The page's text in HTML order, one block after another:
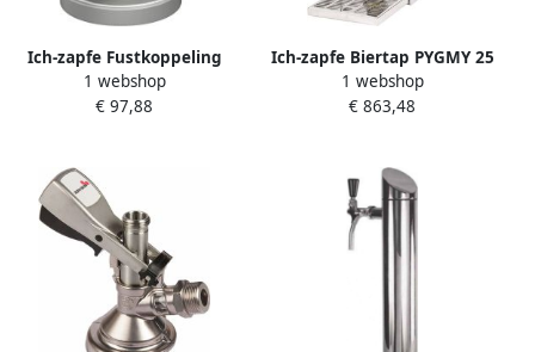
Ich-zapfe Fustkoppeling
KeyKeg Bierfustaansluiting
Bierfust koppeling biervat
1 webshop
€ 97,88
Ich-zapfe Biertap PYGMY 25
K met membraanpomp 1-
kraan roestvrijstalen
Thuistap Bierkoeler Green
Line
1 webshop
€ 863,48